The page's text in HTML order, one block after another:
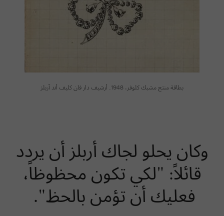
بطاقة منتج مشبك كلوفر، 1948. أرشيف دار فان كليف أند آربلز
وكان يحلو لجاك أربلز أن يردد
قائلاً: "لكي تكون محظوظاً،
فعليك أن تؤمن بالحظ".